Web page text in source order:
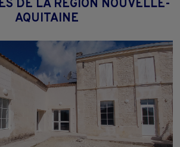
DE LA RÉGION NOUVELLE-
AQUITAINE